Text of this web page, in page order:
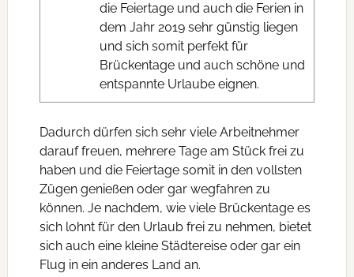
die Feiertage und auch die Ferien in
dem Jahr 2019 sehr günstig liegen
und sich somit perfekt für
Brückentage und auch schöne und
entspannte Urlaube eignen.
Dadurch dürfen sich sehr viele Arbeitnehmer
darauf freuen, mehrere Tage am Stück frei zu
haben und die Feiertage somit in den vollsten
Zügen genießen oder gar wegfahren zu
können. Je nachdem, wie viele Brückentage es
sich lohnt für den Urlaub frei zu nehmen, bietet
sich auch eine kleine Städtereise oder gar ein
Flug in ein anderes Land an.